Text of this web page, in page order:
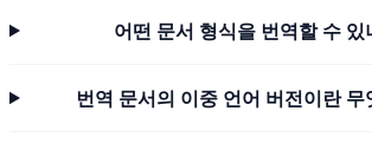
어떤 문서 형식을 번역할 수 있
번역 문서의 이중 언어 버전이란 무